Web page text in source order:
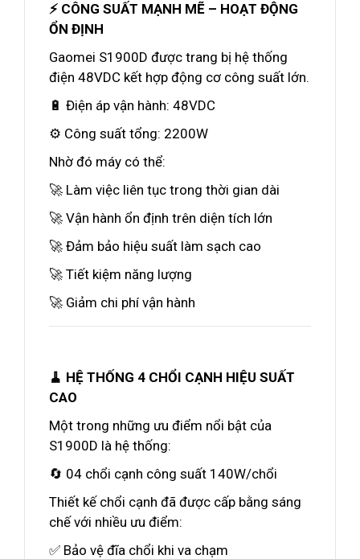
⚡ CÔNG SUẤT MẠNH MẼ – HOẠT ĐỘNG
ỔN ĐỊNH
Gaomei S1900D được trang bị hệ thống
điện 48VDC kết hợp động cơ công suất lớn.
🔋 Điện áp vận hành: 48VDC
⚙️ Công suất tổng: 2200W
Nhờ đó máy có thể:
🚀 Làm việc liên tục trong thời gian dài
🚀 Vận hành ổn định trên diện tích lớn
🚀 Đảm bảo hiệu suất làm sạch cao
🚀 Tiết kiệm năng lượng
🚀 Giảm chi phí vận hành
🧹 HỆ THỐNG 4 CHỔI CẠNH HIỆU SUẤT
CAO
Một trong những ưu điểm nổi bật của
S1900D là hệ thống:
🔄 04 chổi cạnh công suất 140W/chổi
Thiết kế chổi cạnh đã được cấp bằng sáng
chế với nhiều ưu điểm:
✅ Bảo vệ đĩa chổi khi va chạm